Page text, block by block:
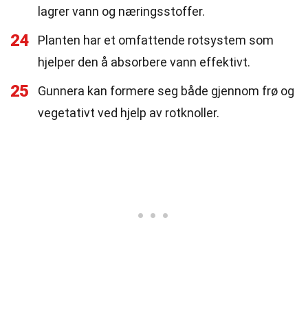
lagrer vann og næringsstoffer.
24
Planten har et omfattende rotsystem som
hjelper den å absorbere vann effektivt.
25
Gunnera kan formere seg både gjennom frø og
vegetativt ved hjelp av rotknoller.